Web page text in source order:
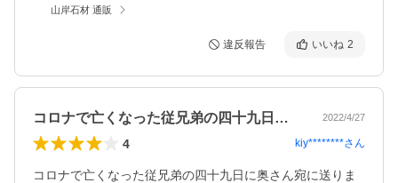
山岸石材 通販
違反報告 いいね 2
コロナで亡くなった従兄弟の四十九日に奥… 2022/4/27
4 kiy********さん
コロナで亡くなった従兄弟の四十九日に奥さん宛に送りま